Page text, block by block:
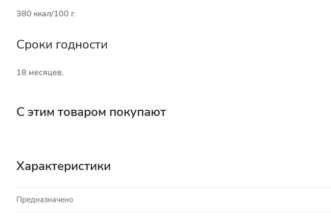
380 ккал/100 г.
Сроки годности
18 месяцев.
С этим товаром покупают
Характеристики
Предназначено